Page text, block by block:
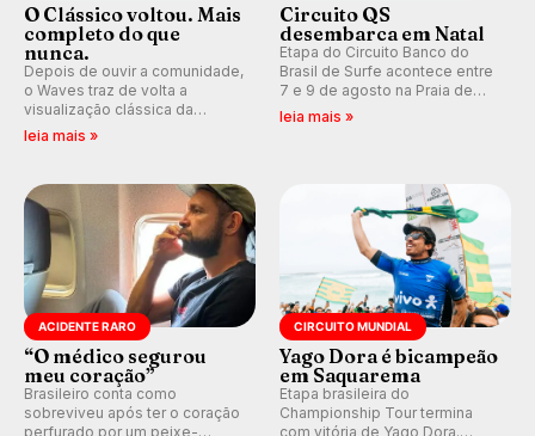
O Clássico voltou. Mais
completo do que
nunca.
Depois de ouvir a comunidade,
o Waves traz de volta a
visualização clássica da
previsão de águas rasas,
ondas para até 16 dias.
leia mais »
Circuito QS
desembarca em Natal
Etapa do Circuito Banco do
Brasil de Surfe acontece entre
7 e 9 de agosto na Praia de
Miami (RN), em disputas
leia mais »
ACIDENTE RARO
“O médico segurou
meu coração”
Brasileiro conta como
sobreviveu após ter o coração
perfurado por um peixe-
CIRCUITO MUNDIAL
Yago Dora é bicampeão
em Saquarema
Etapa brasileira do
Championship Tour termina
com vitória de Yago Dora.